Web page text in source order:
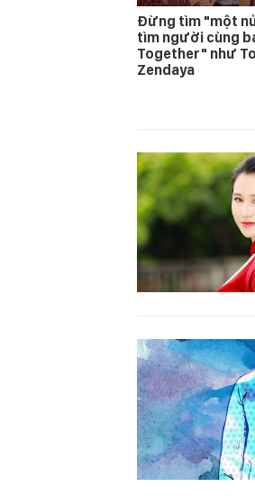
Đừng tìm "một
tìm người cùng
Together" như
Zendaya